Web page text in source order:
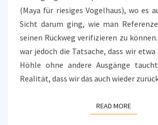
(Maya für riesiges Vogelhaus), wo es
Sicht darum ging, wie man
seinen Rückweg verifizieren zu
war jedoch die Tatsache, dass wir
Höhle ohne andere Ausgänge
Realität, dass wir das auch wieder
READ MOREREAD